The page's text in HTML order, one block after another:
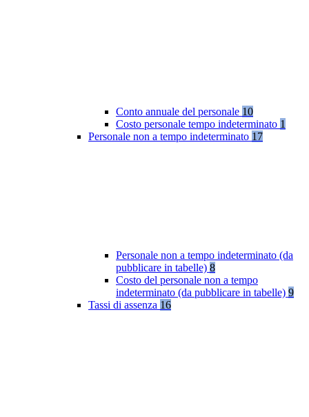
Conto annuale del personale 10
Costo personale tempo indeterminato 1
Personale non a tempo indeterminato 17
Personale non a tempo indeterminato (da
pubblicare in tabelle) 8
Costo del personale non a tempo
indeterminato (da pubblicare in tabelle) 9
Tassi di assenza 16